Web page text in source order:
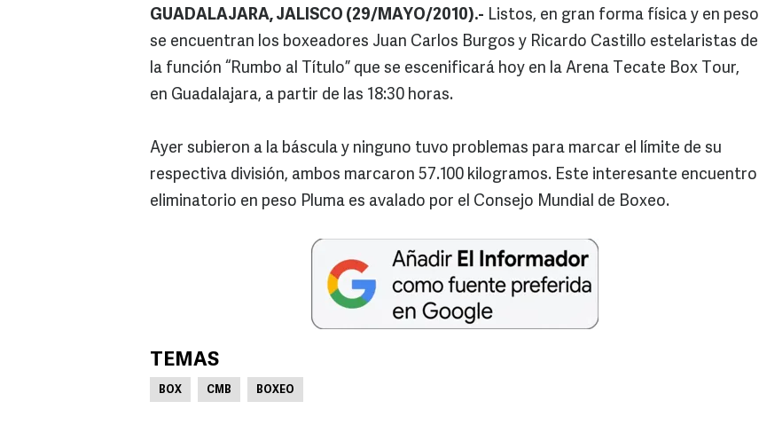
GUADALAJARA, JALISCO (29/MAYO/2010).- Listos, en gran forma física y en peso
se encuentran los boxeadores Juan Carlos Burgos y Ricardo Castillo estelaristas de
la función “Rumbo al Título” que se escenificará hoy en la Arena Tecate Box Tour,
en Guadalajara, a partir de las 18:30 horas.
Ayer subieron a la báscula y ninguno tuvo problemas para marcar el límite de su
respectiva división, ambos marcaron 57.100 kilogramos. Este interesante encuentro
eliminatorio en peso Pluma es avalado por el Consejo Mundial de Boxeo.
TEMAS
BOX CMB BOXEO